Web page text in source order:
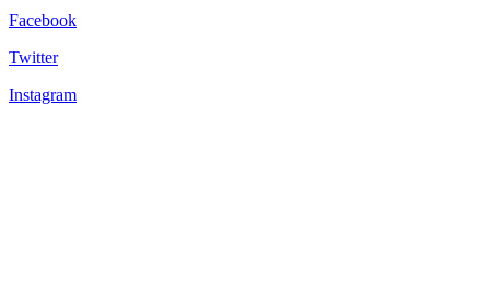
Facebook
Twitter
Instagram